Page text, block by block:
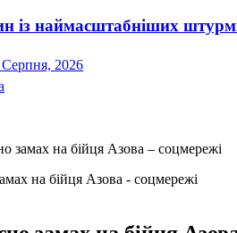
із наймасштабніших
Серпня, 2026
замах на бійця Азова – соцмережі